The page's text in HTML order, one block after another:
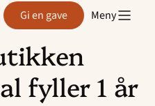
Gi en gave Meny
fyller 1 år